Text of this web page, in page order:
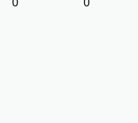
0 0